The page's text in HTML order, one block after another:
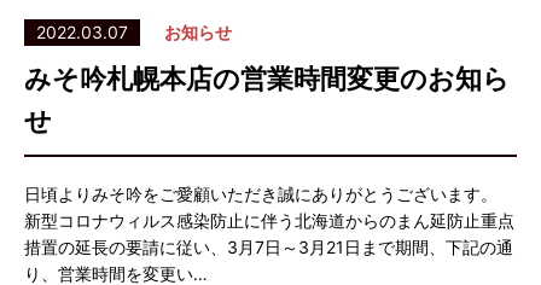
2022.03.07 お知らせ
みそ吟札幌本店の営業時間変更のお知ら
せ
日頃よりみそ吟をご愛顧いただき誠にありがとうございます。
新型コロナウィルス感染防止に伴う北海道からのまん延防止重点
措置の延長の要請に従い、3月7日～3月21日まで期間、下記の通
り、営業時間を変更い…